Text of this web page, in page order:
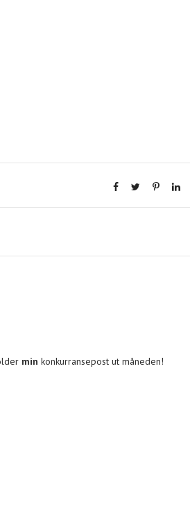
min konkurransepost ut måneden!